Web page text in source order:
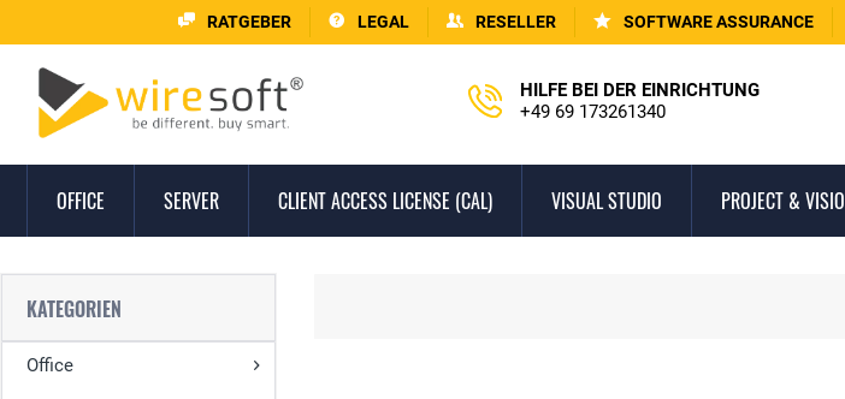
RATGEBER LEGAL RESELLER SOFTWARE ASSURANCE
HILFE BEI DER EINRICHTUNG
+49 69 173261340
OFFICE SERVER CLIENT ACCESS LICENSE (CAL) VISUAL STUDIO PROJECT & VISIO
KATEGORIEN
Office